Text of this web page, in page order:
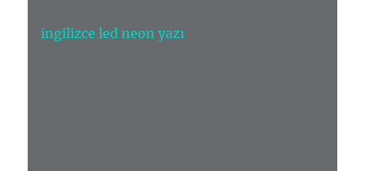
ingilizce led neon yazı